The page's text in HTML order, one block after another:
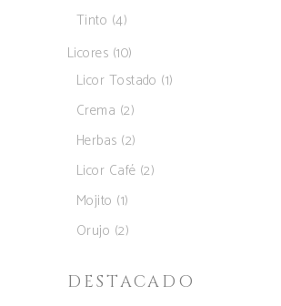
Tinto 44
produtos
Licores 1010
produtos
Licor Tostado 11
Crema 22
produtos
Herbas 22
produtos
Licor Café 22
Mojito 11
produto
Orujo 22
DESTACADO